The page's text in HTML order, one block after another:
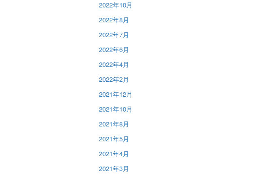
2022年10月
2022年8月
2022年7月
2022年6月
2022年4月
2022年2月
2021年12月
2021年10月
2021年8月
2021年5月
2021年4月
2021年3月